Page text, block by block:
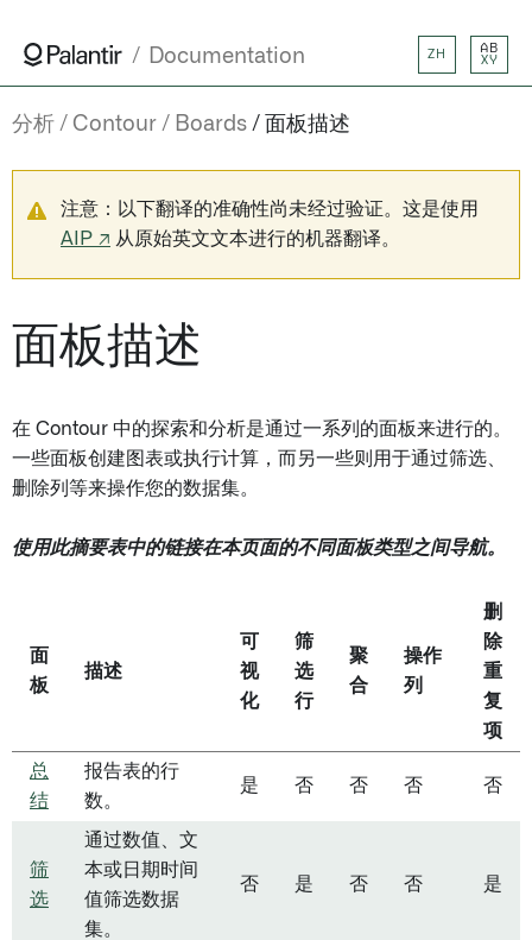
Documentation ZH
AB
XY
分析 Contour Boards 面板描述
注意：以下翻译的准确性尚未经过验证。这是使用
AIP ↗ 从原始英文文本进行的机器翻译。
面板描述
在 Contour 中的探索和分析是通过一系列的面板来进行的。
一些面板创建图表或执行计算，而另一些则用于通过筛选、
删除列等来操作您的数据集。
使用此摘要表中的链接在本页面的不同面板类型之间导航。
面
板
描述
可
视
化
筛
选
行
聚
合
操作
列
删
除
重
复
项
总
结
报告表的行
数。
是 否 否 否 否
筛
选
通过数值、文
本或日期时间
值筛选数据
集。
否 是 否 否 是